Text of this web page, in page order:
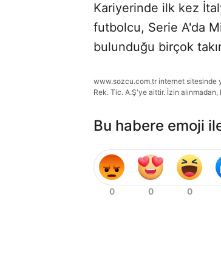
Kariyerinde ilk kez
futbolcu, Serie A'da
bulunduğu birçok
www.sozcu.com.tr internet sitesinde
Rek. Tic. A.Ş'ye aittir. İzin
Bu habere emoji